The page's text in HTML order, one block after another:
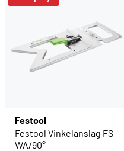
Festool
Festool Vinkelanslag FS-
WA/90°